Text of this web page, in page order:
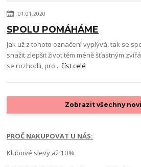
01.01.2020
SPOLU POMÁHÁME
Jak už z tohoto označení vyplývá, tak se
snažit zlepšit život těm méně šťastným
se rozhodli, pro...číst celé
Zobrazit všechny
PROČ NAKUPOVAT U NÁS:
Klubové slevy až 10%